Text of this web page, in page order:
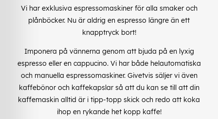
Vi har exklusiva espressomaskiner för alla smaker och
plånböcker. Nu är aldrig en espresso längre än ett
knapptryck bort!
Imponera på vännerna genom att bjuda på en lyxig
espresso eller en cappucino. Vi har både helautomatiska
och manuella espressomaskiner. Givetvis säljer vi även
kaffebönor och kaffekapslar så att du kan se till att din
kaffemaskin alltid är i tipp-topp skick och redo att koka
ihop en rykande het kopp kaffe!